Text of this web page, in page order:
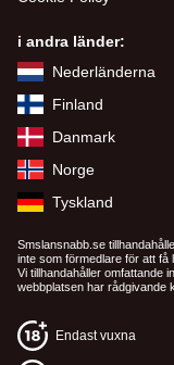
i andra länder:
Nederländerna
Finland
Danmark
Norge
Tyskland
Smslansnabb.se
inte som förmedlare för att
Vi tillhandahåller omfattande
webbplatsen har rådgivande
Endast vuxna